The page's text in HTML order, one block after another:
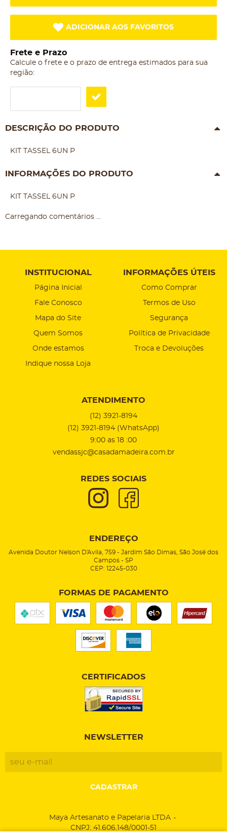
ADICIONAR AOS FAVORITOS
Frete e Prazo
Calcule o frete e o prazo de entrega estimados para sua
região:
DESCRIÇÃO DO PRODUTO
KIT TASSEL 6UN P
INFORMAÇÕES DO PRODUTO
KIT TASSEL 6UN P
Carregando comentários ...
INSTITUCIONAL
Página Inicial
Fale Conosco
Mapa do Site
Quem Somos
Onde estamos
Indique nossa Loja
INFORMAÇÕES ÚTEIS
Como Comprar
Termos de Uso
Segurança
Política de Privacidade
Troca e Devoluções
ATENDIMENTO
(12) 3921-8194
(12) 3921-8194 (WhatsApp)
9:00 as 18 :00
vendassjc@casadamadeira.com.br
REDES SOCIAIS
ENDEREÇO
Avenida Doutor Nelson D'Avila, 759 - Jardim São Dimas, São José dos
Campos - SP
CEP: 12245-030
FORMAS DE PAGAMENTO
CERTIFICADOS
NEWSLETTER
CADASTRAR
Maya Artesanato e Papelaria LTDA
CNPJ: 41.606.148/0001-51